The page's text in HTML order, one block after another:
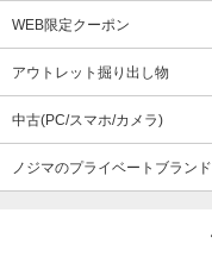
WEB限定クーポン
アウトレット掘り出し物
中古(PC/スマホ/カメラ)
ノジマのプライベートブランド